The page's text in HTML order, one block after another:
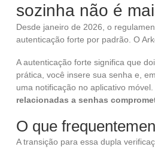
sozinha não é
Desde janeiro de 2026, o
autenticação forte por padrão. O
A autenticação forte significa que
prática, você insere sua senha e,
uma notificação no aplicativo móvel.
relacionadas a senhas
O que
A transição para essa dupla